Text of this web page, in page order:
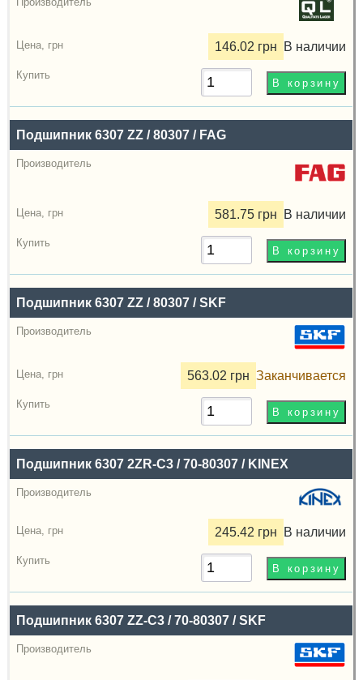
146.02 грн В наличии
Подшипник 6307 ZZ / 80307 / FAG
581.75 грн В наличии
Подшипник 6307 ZZ / 80307 / SKF
563.02 грн Заканчивается
Подшипник 6307 2ZR-C3 / 70-80307 / KINEX
245.42 грн В наличии
Подшипник 6307 ZZ-C3 / 70-80307 / SKF